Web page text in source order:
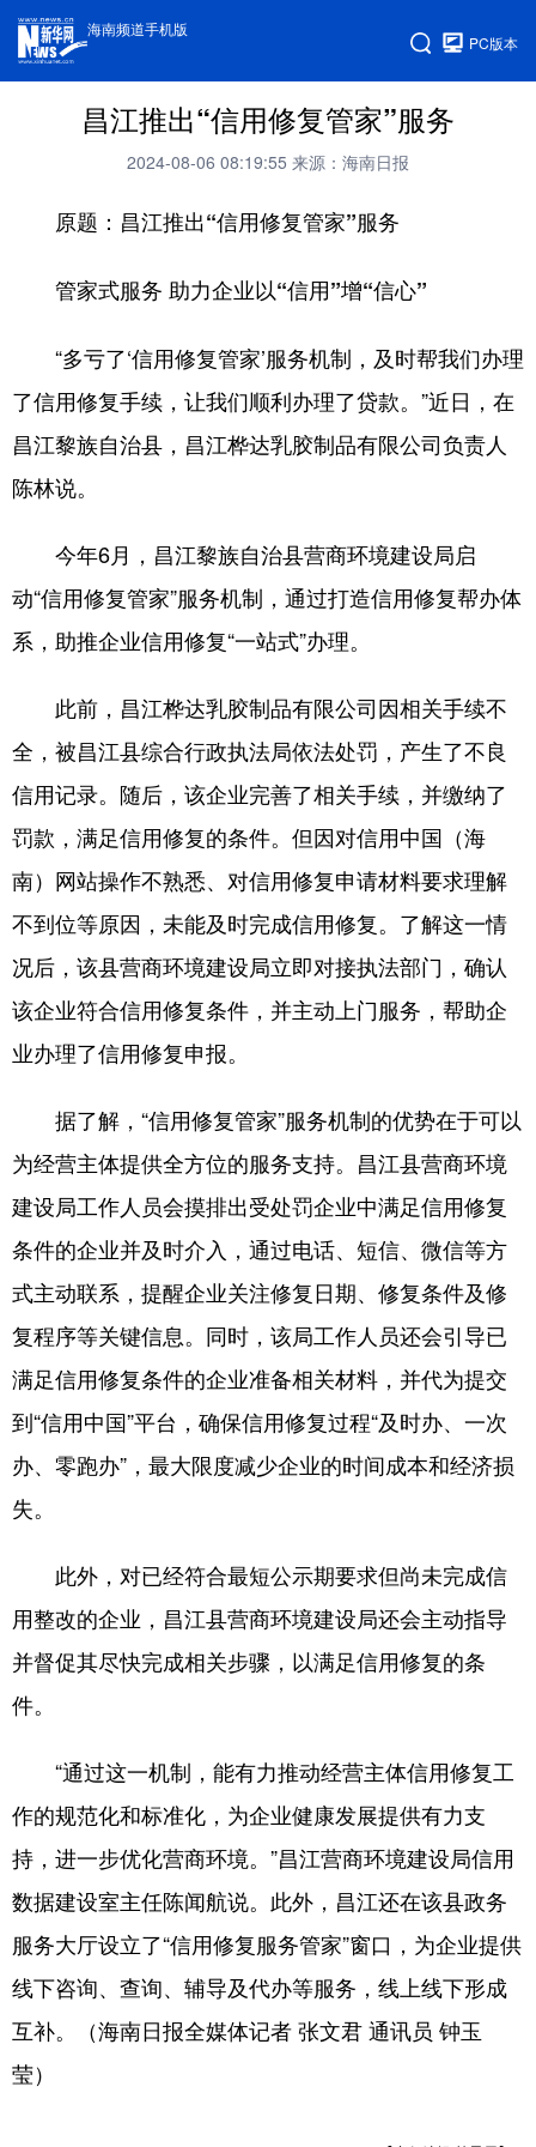
海南频道手机版
PC版本
昌江推出“信用修复管家”服务
2024-08-06 08:19:55 来源：海南日报
原题：昌江推出“信用修复管家”服务
管家式服务 助力企业以“信用”增“信心”
“多亏了‘信用修复管家’服务机制，及时帮我们办理
了信用修复手续，让我们顺利办理了贷款。”近日，在
昌江黎族自治县，昌江桦达乳胶制品有限公司负责人
陈林说。
今年6月，昌江黎族自治县营商环境建设局启
动“信用修复管家”服务机制，通过打造信用修复帮办体
系，助推企业信用修复“一站式”办理。
此前，昌江桦达乳胶制品有限公司因相关手续不
全，被昌江县综合行政执法局依法处罚，产生了不良
信用记录。随后，该企业完善了相关手续，并缴纳了
罚款，满足信用修复的条件。但因对信用中国（海
南）网站操作不熟悉、对信用修复申请材料要求理解
不到位等原因，未能及时完成信用修复。了解这一情
况后，该县营商环境建设局立即对接执法部门，确认
该企业符合信用修复条件，并主动上门服务，帮助企
业办理了信用修复申报。
据了解，“信用修复管家”服务机制的优势在于可以
为经营主体提供全方位的服务支持。昌江县营商环境
建设局工作人员会摸排出受处罚企业中满足信用修复
条件的企业并及时介入，通过电话、短信、微信等方
式主动联系，提醒企业关注修复日期、修复条件及修
复程序等关键信息。同时，该局工作人员还会引导已
满足信用修复条件的企业准备相关材料，并代为提交
到“信用中国”平台，确保信用修复过程“及时办、一次
办、零跑办”，最大限度减少企业的时间成本和经济损
失。
此外，对已经符合最短公示期要求但尚未完成信
用整改的企业，昌江县营商环境建设局还会主动指导
并督促其尽快完成相关步骤，以满足信用修复的条
件。
“通过这一机制，能有力推动经营主体信用修复工
作的规范化和标准化，为企业健康发展提供有力支
持，进一步优化营商环境。”昌江营商环境建设局信用
数据建设室主任陈闻航说。此外，昌江还在该县政务
服务大厅设立了“信用修复服务管家”窗口，为企业提供
线下咨询、查询、辅导及代办等服务，线上线下形成
互补。（海南日报全媒体记者 张文君 通讯员 钟玉
莹）